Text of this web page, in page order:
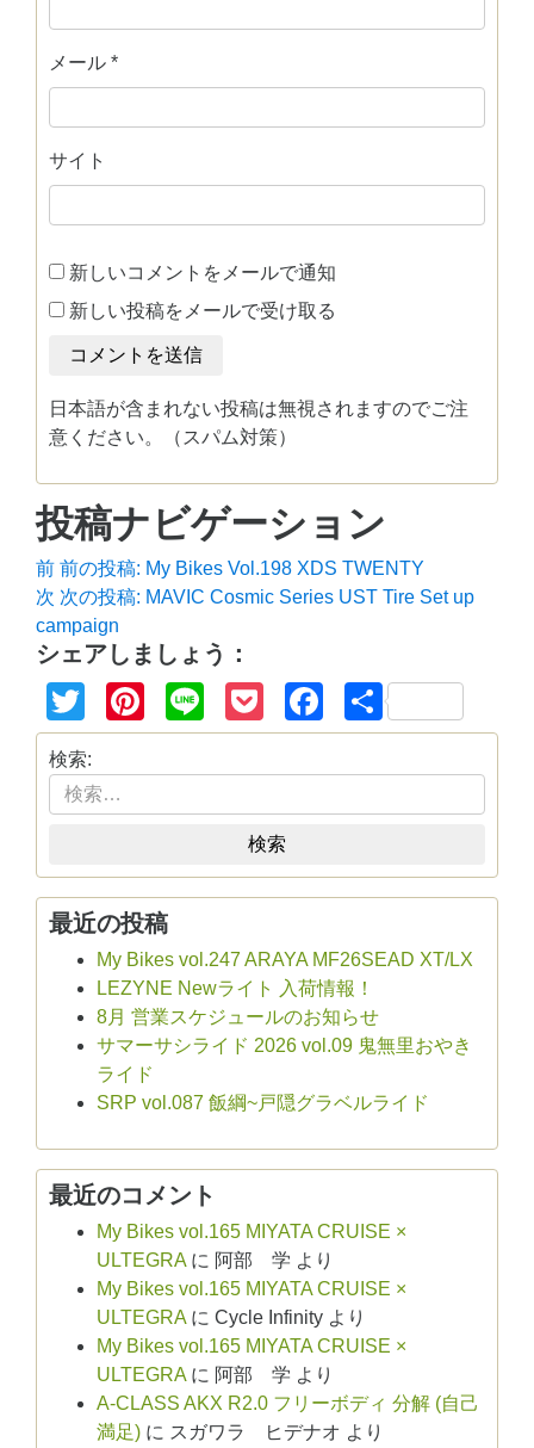
メール *
サイト
新しいコメントをメールで通知
新しい投稿をメールで受け取る
日本語が含まれない投稿は無視されますのでご注
意ください。（スパム対策）
投稿ナビゲーション
前 前の投稿: My Bikes Vol.198 XDS TWENTY
次 次の投稿: MAVIC Cosmic Series UST Tire Set up
campaign
シェアしましょう：
TwitterPinterest
Line PocketFacebook
共
有
検索:
検索
最近の投稿
My Bikes vol.247 ARAYA MF26SEAD XT/LX
LEZYNE Newライト 入荷情報！
8月 営業スケジュールのお知らせ
サマーサシライド 2026 vol.09 鬼無里おやき
ライド
SRP vol.087 飯綱~戸隠グラベルライド
最近のコメント
My Bikes vol.165 MIYATA CRUISE ×
ULTEGRA に 阿部 学 より
My Bikes vol.165 MIYATA CRUISE ×
ULTEGRA に Cycle Infinity より
My Bikes vol.165 MIYATA CRUISE ×
ULTEGRA に 阿部 学 より
A-CLASS AKX R2.0 フリーボディ 分解 (自己
満足) に スガワラ ヒデナオ より